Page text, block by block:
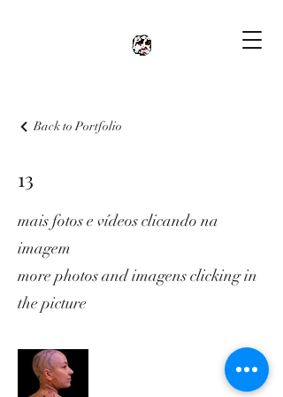
Back to Portfolio
13
mais fotos e vídeos clicando na
imagem
more photos and imagens clicking in
the picture